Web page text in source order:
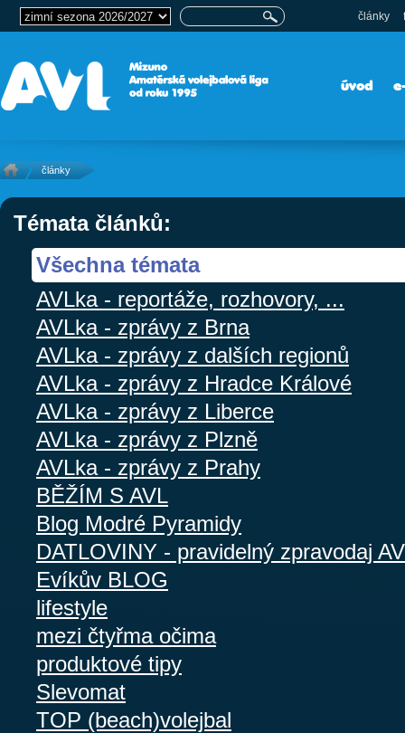
články
úvod
články
Témata článků:
Všechna témata
AVLka - reportáže, rozhovory, ...
AVLka - zprávy z Brna
AVLka - zprávy z dalších regionů
AVLka - zprávy z Hradce Králové
AVLka - zprávy z Liberce
AVLka - zprávy z Plzně
AVLka - zprávy z Prahy
BĚŽÍM S AVL
Blog Modré Pyramidy
DATLOVINY - pravidelný zpravodaj
Evíkův BLOG
lifestyle
mezi čtyřma očima
produktové tipy
Slevomat
TOP (beach)volejbal